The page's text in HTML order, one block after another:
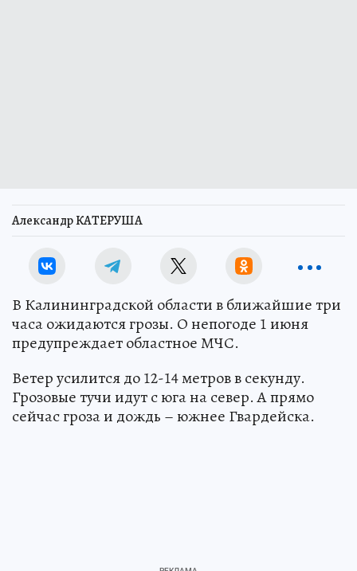
Александр КАТЕРУША
В Калининградской области в ближайшие три
часа ожидаются грозы. О непогоде 1 июня
предупреждает областное МЧС.
Ветер усилится до 12-14 метров в секунду.
Грозовые тучи идут с юга на север. А прямо
сейчас гроза и дождь – южнее Гвардейска.